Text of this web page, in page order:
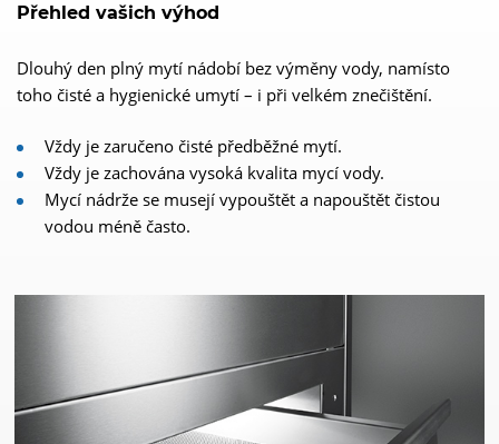
Přehled vašich výhod
Dlouhý den plný mytí nádobí bez výměny vody, namísto
toho čisté a hygienické umytí – i při velkém znečištění.
Vždy je zaručeno čisté předběžné mytí.
Vždy je zachována vysoká kvalita mycí vody.
Mycí nádrže se musejí vypouštět a napouštět čistou
vodou méně často.